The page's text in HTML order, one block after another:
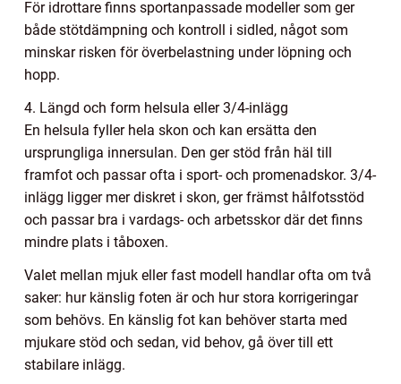
För idrottare finns sportanpassade modeller som ger
både stötdämpning och kontroll i sidled, något som
minskar risken för överbelastning under löpning och
hopp.
4. Längd och form helsula eller 3/4-inlägg
En helsula fyller hela skon och kan ersätta den
ursprungliga innersulan. Den ger stöd från häl till
framfot och passar ofta i sport- och promenadskor. 3/4-
inlägg ligger mer diskret i skon, ger främst hålfotsstöd
och passar bra i vardags- och arbetsskor där det finns
mindre plats i tåboxen.
Valet mellan mjuk eller fast modell handlar ofta om två
saker: hur känslig foten är och hur stora korrigeringar
som behövs. En känslig fot kan behöver starta med
mjukare stöd och sedan, vid behov, gå över till ett
stabilare inlägg.